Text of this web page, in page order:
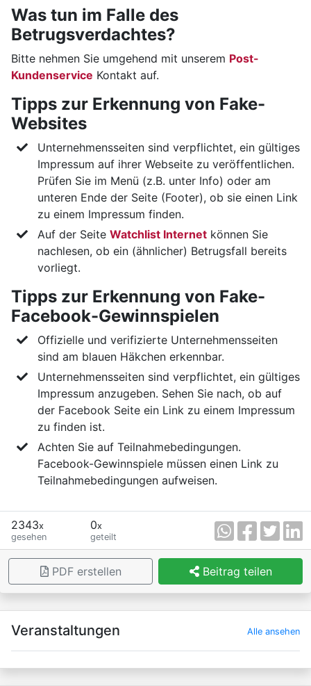
Was tun im Falle des
Betrugsverdachtes?
Bitte nehmen Sie umgehend mit unserem Post-
Kundenservice Kontakt auf.
Tipps zur Erkennung von Fake-
Websites
Unternehmensseiten sind verpflichtet, ein gültiges
Impressum auf ihrer Webseite zu veröffentlichen.
Prüfen Sie im Menü (z.B. unter Info) oder am
unteren Ende der Seite (Footer), ob sie einen Link
zu einem Impressum finden.
Auf der Seite Watchlist Internet können Sie
nachlesen, ob ein (ähnlicher) Betrugsfall bereits
vorliegt.
Tipps zur Erkennung von Fake-
Facebook-Gewinnspielen
Offizielle und verifizierte Unternehmensseiten
sind am blauen Häkchen erkennbar.
Unternehmensseiten sind verpflichtet, ein gültiges
Impressum anzugeben. Sehen Sie nach, ob auf
der Facebook Seite ein Link zu einem Impressum
zu finden ist.
Achten Sie auf Teilnahmebedingungen.
Facebook-Gewinnspiele müssen einen Link zu
Teilnahmebedingungen aufweisen.
2343x
gesehen
0x
geteilt
PDF erstellen Beitrag teilen
×
Veranstaltungen Alle ansehen